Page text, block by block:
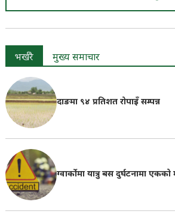
भर्खरै मुख्य समाचार
दाङमा ९४ प्रतिशत रोपाइँ सम्पन्न
ग्वार्कोमा यात्रु बस दुर्घटनामा